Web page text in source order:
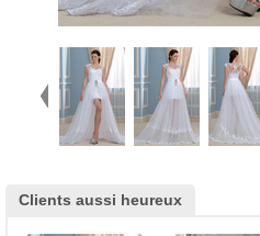
Clients aussi heureux